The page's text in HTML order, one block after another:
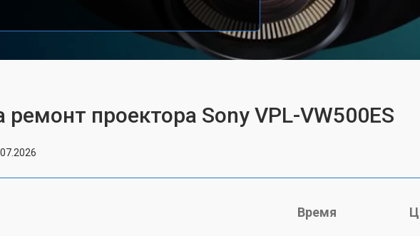
ремонт проектора Sony VPL-VW500ES
Время